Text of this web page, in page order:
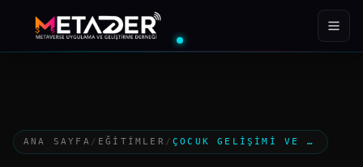
Ana Sayfa
ANA SAYFA / EĞITIMLER / ÇOCUK GELIŞIMI VE EĞITIMI